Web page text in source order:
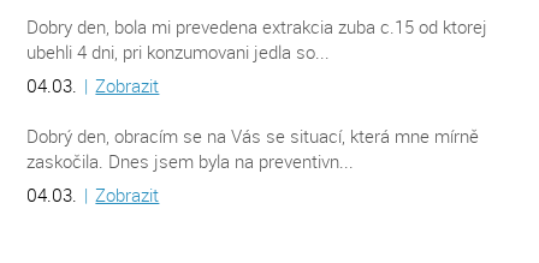
Dobry den, bola mi prevedena extrakcia zuba c.15 od ktorej
ubehli 4 dni, pri konzumovani jedla so...
04.03. | Zobrazit
Dobrý den, obracím se na Vás se situací, která mne mírně
zaskočila. Dnes jsem byla na preventivn...
04.03. | Zobrazit